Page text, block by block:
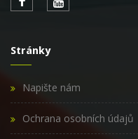
Stránky
Napište nám
Ochrana osobních údajů